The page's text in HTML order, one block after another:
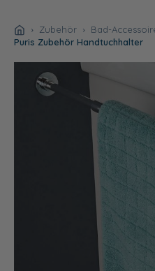
Zubehör Bad-
Puris Zubehör Handtuchhalter